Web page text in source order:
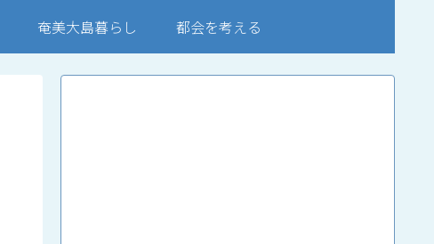
奄美大島暮らし 都会を考える